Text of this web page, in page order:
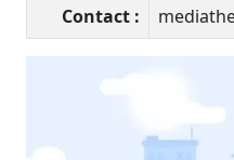
Contact :